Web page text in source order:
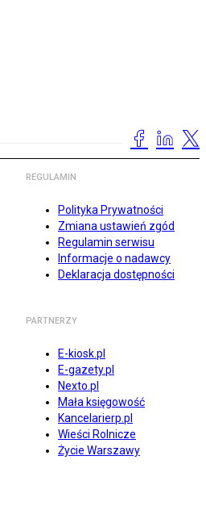
REGULAMIN
Polityka Prywatności
Zmiana ustawień zgód
Regulamin serwisu
Informacje o nadawcy
Deklaracja dostępności
PARTNERZY
E-kiosk.pl
E-gazety.pl
Nexto.pl
Mała księgowość
Kancelarierp.pl
Wieści Rolnicze
Życie Warszawy